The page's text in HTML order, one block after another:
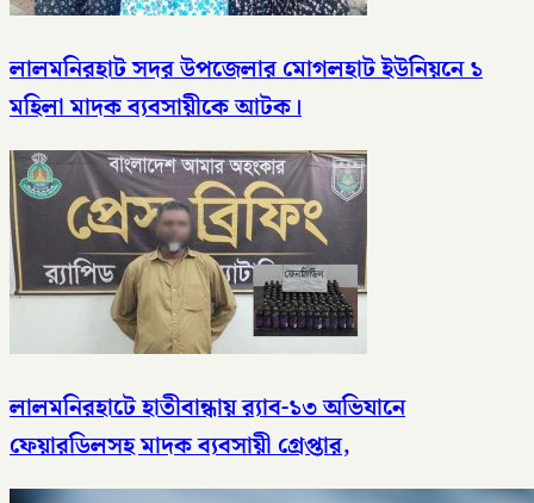
লালমনিরহাট সদর উপজেলার মোগলহাট ইউনিয়নে ১
মহিলা মাদক ব্যবসায়ীকে আটক।
লালমনিরহাটে হাতীবান্ধায় র‌্যাব-১৩ অভিযানে
ফেয়ারডিলসহ মাদক ব্যবসায়ী গ্রেপ্তার,